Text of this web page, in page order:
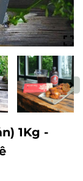
1Kg -